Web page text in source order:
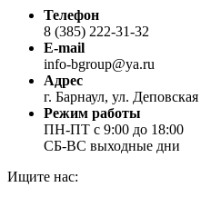
Телефон
8 (385) 222-31-32
E-mail
info-bgroup@ya.ru
Адрес
г. Барнаул, ул.
Режим работы
ПН-ПТ с 9:00 до 18:00
СБ-ВС выходные дни
Ищите нас: